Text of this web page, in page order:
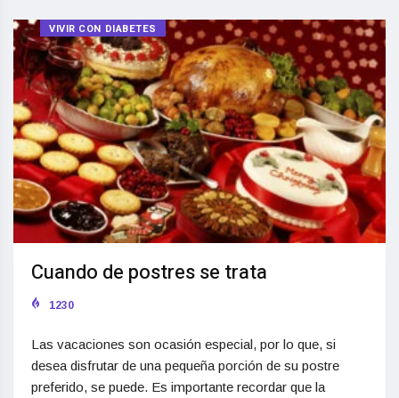
VIVIR CON DIABETES
Cuando de postres se trata
1230
Las vacaciones son ocasión especial, por lo que, si
desea disfrutar de una pequeña porción de su postre
preferido, se puede. Es importante recordar que la